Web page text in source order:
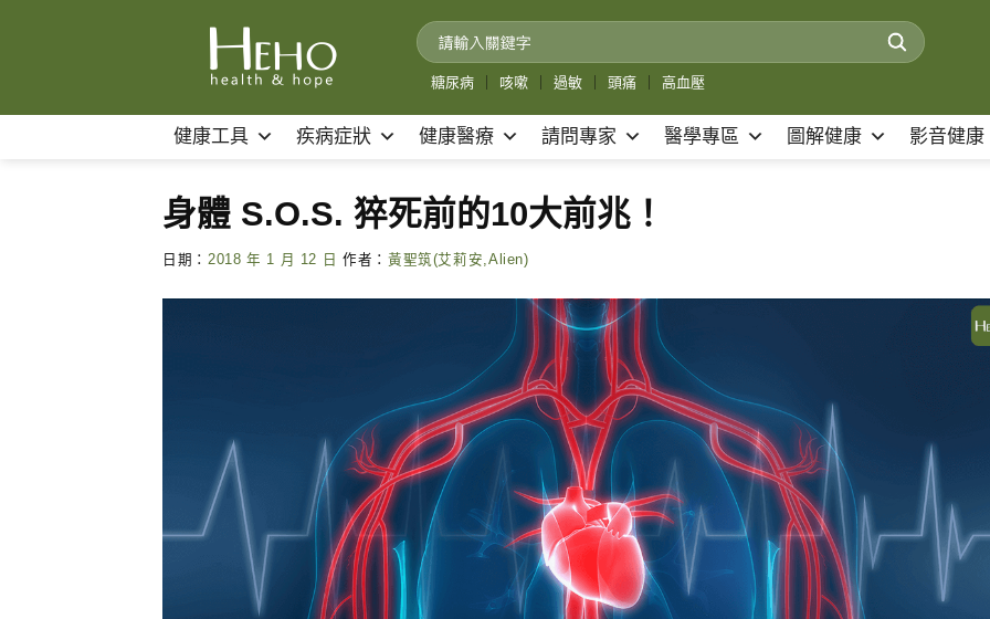
糖尿病 咳嗽 過敏 頭痛 高血壓
健康工具 疾病症狀 健康醫療 請問專家 醫學專區 圖解健康 影音健康
身體 S.O.S. 猝死前的10大前兆！
日期： 2018 年 1 月 12 日 作者： 黃聖筑(艾莉安,Alien)